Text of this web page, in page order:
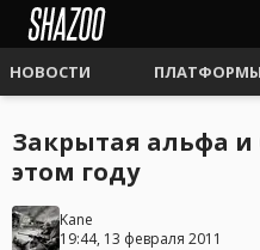
НОВОСТИ ПЛАТФОРМЫ
Закрытая альфа и
этом году
Kane
19:44, 13 февраля 2011